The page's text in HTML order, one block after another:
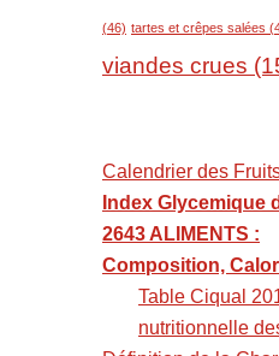
(46) tartes et crêpes salées
viandes crues
Calendrier des
Index Glycemique
2643 ALIMENTS :
Composition,
Table Ciqual
nutritionnelle